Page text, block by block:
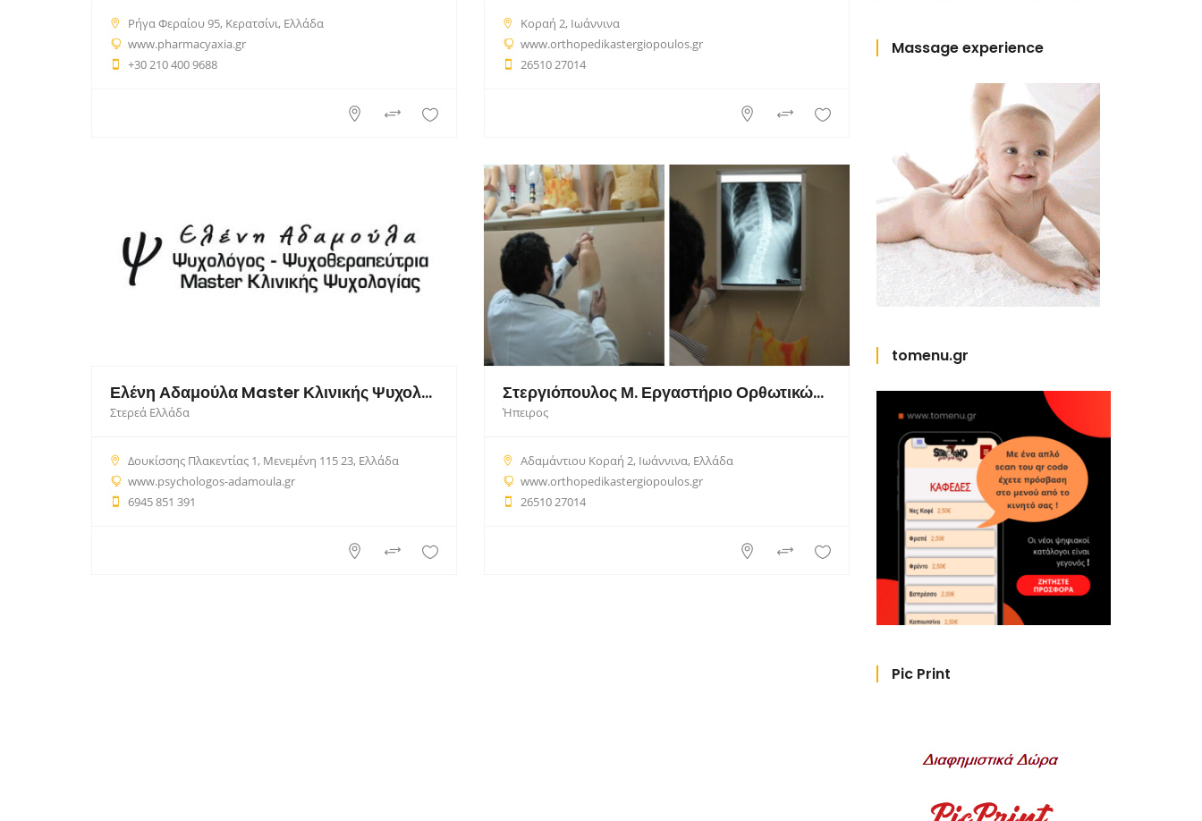
Ρήγα Φεραίου 95, Κερατσίνι, Ελλάδα
www.pharmacyaxia.gr
+30 210 400 9688
Κοραή 2, Ιωάννινα
www.orthopedikastergiopoulos.gr
26510 27014
Ελένη Αδαμούλα Master Κλινικής Ψυχολογίας
Στερεά Ελλάδα
Δουκίσσης Πλακεντίας 1, Μενεμένη 115 23, Ελλάδα
www.psychologos-adamoula.gr
6945 851 391
Στεργιόπουλος Μ. Εργαστήριο Ορθωτικών και Προθετικών Ειδών
Ήπειρος
Αδαμάντιου Κοραή 2, Ιωάννινα, Ελλάδα
www.orthopedikastergiopoulos.gr
26510 27014
Massage experience
tomenu.gr
Pic Print